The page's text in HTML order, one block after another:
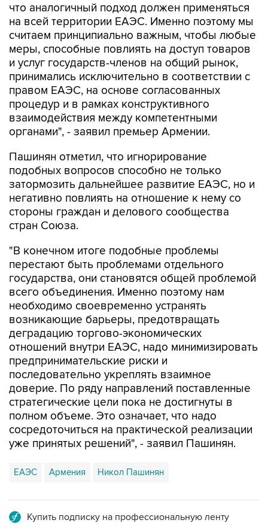
что аналогичный подход должен применяться
на всей территории ЕАЭС. Именно поэтому мы
считаем принципиально важным, чтобы любые
меры, способные повлиять на доступ товаров
и услуг государств-членов на общий рынок,
принимались исключительно в соответствии с
правом ЕАЭС, на основе согласованных
процедур и в рамках конструктивного
взаимодействия между компетентными
органами", - заявил премьер Армении.
Пашинян отметил, что игнорирование
подобных вопросов способно не только
затормозить дальнейшее развитие ЕАЭС, но и
негативно повлиять на отношение к нему со
стороны граждан и делового сообщества
стран Союза.
"В конечном итоге подобные проблемы
перестают быть проблемами отдельного
государства, они становятся общей проблемой
всего объединения. Именно поэтому нам
необходимо своевременно устранять
возникающие барьеры, предотвращать
деградацию торгово-экономических
отношений внутри ЕАЭС, надо минимизировать
предпринимательские риски и
последовательно укреплять взаимное
доверие. По ряду направлений поставленные
стратегические цели пока не достигнуты в
полном объеме. Это означает, что надо
сосредоточиться на практической реализации
уже принятых решений", - заявил Пашинян.
ЕАЭС Армения Никол Пашинян
Купить подписку на профессиональную ленту